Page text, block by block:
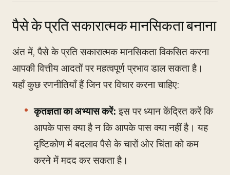
पैसे के प्रति सकारात्मक मानसिकता बनाना
अंत में, पैसे के प्रति सकारात्मक मानसिकता विकसित करना
आपकी वित्तीय आदतों पर महत्वपूर्ण प्रभाव डाल सकता है।
यहाँ कुछ रणनीतियाँ हैं जिन पर विचार करना चाहिए:
कृतज्ञता का अभ्यास करें: इस पर ध्यान केंद्रित करें कि
आपके पास क्या है न कि आपके पास क्या नहीं है। यह
दृष्टिकोण में बदलाव पैसे के चारों ओर चिंता को कम
करने में मदद कर सकता है।